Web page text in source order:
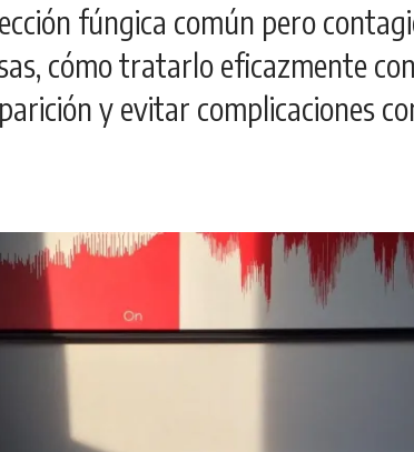
fúngica común pero
cómo tratarlo eficazmente
y evitar complicaciones